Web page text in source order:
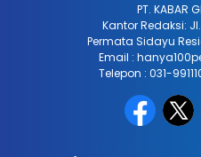
PT. KABAR
Kantor Redaksi:
Permata Sidayu
Email :
Telepon : 031-